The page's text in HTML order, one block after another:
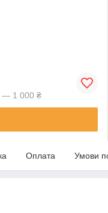
— 1 000 ₴
Оплата Умови